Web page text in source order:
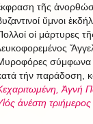
τῆς
ὕμνοι
οἱ μάρτυρες
σύμφωνα
τήν παράδοση,
Ἁγνή
ἀνέστη